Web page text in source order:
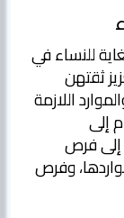
للنساء في
ثقتهن
اللازمة
إلى
إلى فرص
وفرص